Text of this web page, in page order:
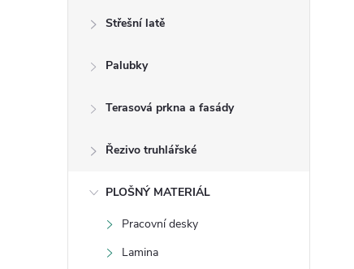
Střešní latě
Palubky
Terasová prkna a fasády
Řezivo truhlářské
PLOŠNÝ MATERIÁL
Pracovní desky
Lamina